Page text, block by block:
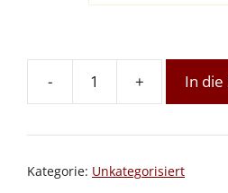
-
Online-
Intuitives
Modul
+ In die
Kategorie: Unkategorisiert